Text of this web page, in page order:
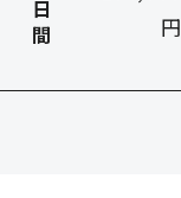
日
間
円